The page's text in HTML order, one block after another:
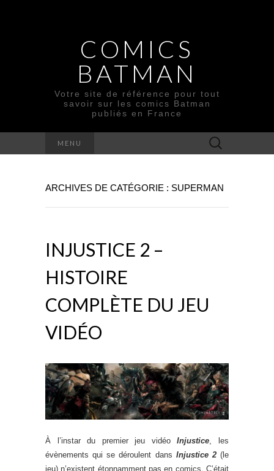
COMICS
BATMAN
Votre site de référence pour tout
savoir sur les comics Batman
publiés en France
MENU Rechercher :
ARCHIVES DE CATÉGORIE : SUPERMAN
INJUSTICE 2 –
HISTOIRE
COMPLÈTE DU JEU
VIDÉO
À l’instar du premier jeu vidéoInjustice , les
évènements qui se déroulent dans Injustice 2(le
jeu) n’existent étonnamment pas en comics. C’était